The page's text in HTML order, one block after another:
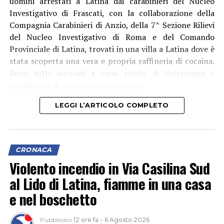
Investigativo di Frascati, con la collaborazione della
Compagnia Carabinieri di Anzio, della 7^ Sezione Rilievi
del Nucleo Investigativo di Roma e del Comando
Provinciale di Latina, trovati in una villa a Latina dove è
stata scoperta una vera e propria raffineria di cocaina.
Sono tutti accusati a vario titolo, di detenzione e
LEGGI L’ARTICOLO COMPLETO
CRONACA
Violento incendio in Via Casilina Sud
al Lido di Latina, fiamme in una casa
e nel boschetto
Pubblicato 12 ore fa – 6 Agosto 2026